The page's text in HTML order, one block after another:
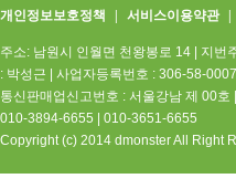
개인정보보호정책 서비스이용약관
주소: 남원시 인월면 천왕봉로 14 | 지번
: 박성근 | 사업자등록번호 : 306-58-
통신판매업신고번호 : 서울강남 제 00호 |
010-3894-6655 | 010-3651-6655
Copyright (c) 2014 dmonster All Right